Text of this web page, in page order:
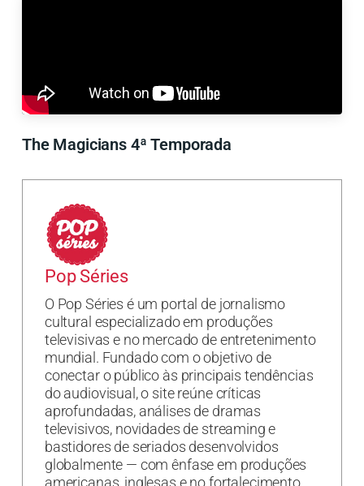
The Magicians 4ª Temporada
Pop Séries
O Pop Séries é um portal de jornalismo
cultural especializado em produções
televisivas e no mercado de entretenimento
mundial. Fundado com o objetivo de
conectar o público às principais tendências
do audiovisual, o site reúne críticas
aprofundadas, análises de dramas
televisivos, novidades de streaming e
bastidores de seriados desenvolvidos
globalmente — com ênfase em produções
americanas, inglesas e no fortalecimento